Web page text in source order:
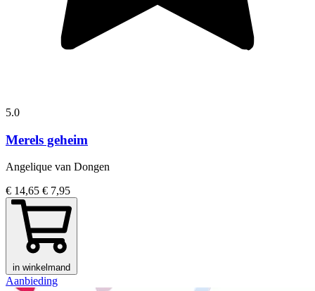
5.0
Merels geheim
Angelique van Dongen
€ 14,65 € 7,95
in winkelmand
Aanbieding